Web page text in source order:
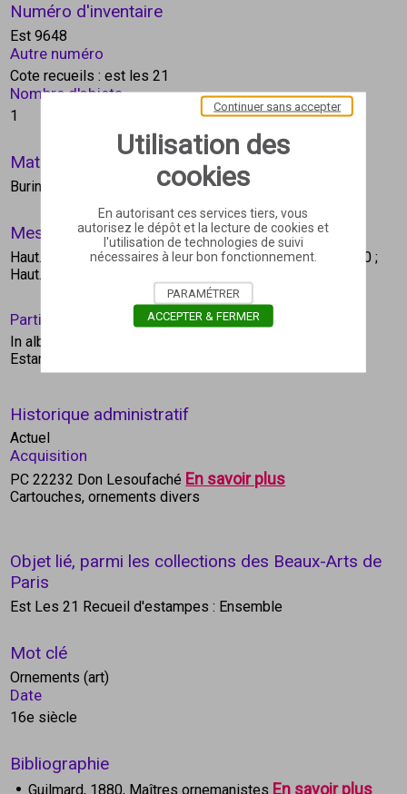
Numéro d'inventaire
Est 9648
Autre numéro
Cote recueils : est les 21
Nombre d'objets
1
Matière et technique
Burin
Mesures
Haut. à la cuvette en cm : 00; Larg. à la cuvette en cm : 00;
Haut. en cm : 00
Particularité(s) de forme, de reliure ou d'exemplaire
In album factice : Est Les 21
Estampe p. 6 recto de l'album
Historique administratif
Actuel
Acquisition
PC 22232 Don Lesoufaché En savoir plus
Cartouches, ornements divers
Objet lié, parmi les collections des Beaux-Arts de
Paris
Est Les 21 Recueil d'estampes : Ensemble
Mot clé
Ornements (art)
Date
16e siècle
Bibliographie
Guilmard, 1880, Maîtres ornemanistes En savoir plus
Utilisation des
cookies
En autorisant ces services tiers, vous
autorisez le dépôt et la lecture de cookies et
l'utilisation de technologies de suivi
nécessaires à leur bon fonctionnement.
Continuer sans accepter
PARAMÉTRER
ACCEPTER & FERMER